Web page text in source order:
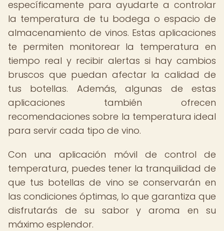
específicamente para ayudarte a controlar
la temperatura de tu bodega o espacio de
almacenamiento de vinos. Estas aplicaciones
te permiten monitorear la temperatura en
tiempo real y recibir alertas si hay cambios
bruscos que puedan afectar la calidad de
tus botellas. Además, algunas de estas
aplicaciones también ofrecen
recomendaciones sobre la temperatura ideal
para servir cada tipo de vino.
Con una aplicación móvil de control de
temperatura, puedes tener la tranquilidad de
que tus botellas de vino se conservarán en
las condiciones óptimas, lo que garantiza que
disfrutarás de su sabor y aroma en su
máximo esplendor.